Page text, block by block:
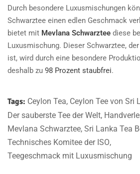
Durch besondere Luxusmischungen
Schwarztee einen edlen Geschmack
bietet mit Mevlana Schwarztee diese
Luxusmischung. Dieser Schwarztee,
ist, wird durch eine besondere
deshalb zu 98 Prozent staubfrei.
Tags: Ceylon Tea, Ceylon Tee von Sri
Der sauberste Tee der Welt,
Mevlana Schwarztee, Sri Lanka Tea
Technisches Komitee der ISO,
Teegeschmack mit Luxusmischung